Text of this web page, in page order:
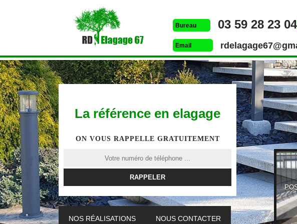
Bureau 03 59 28 23 04
Email
La référence en elagage
ON VOUS RAPPELLE GRATUITEMENT
NOS RÉALISATIONS NOUS CONTACTER
ETÊTAGE 67 ELAGUEUR 67